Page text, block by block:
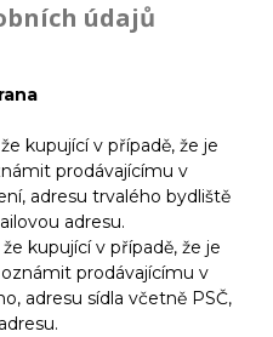
údajů
kupující v případě, že je
prodávajícímu v
adresu trvalého bydliště
adresu.
kupující v případě, že je
prodávajícímu v
adresu sídla včetně PSČ,